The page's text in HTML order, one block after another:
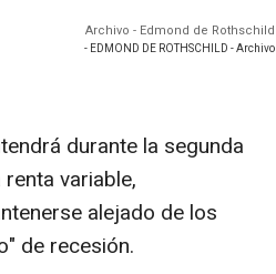
Archivo - Edmond de Rothschild
- EDMOND DE ROTHSCHILD - Archivo
durante la segunda
variable,
alejado de los
de recesión.